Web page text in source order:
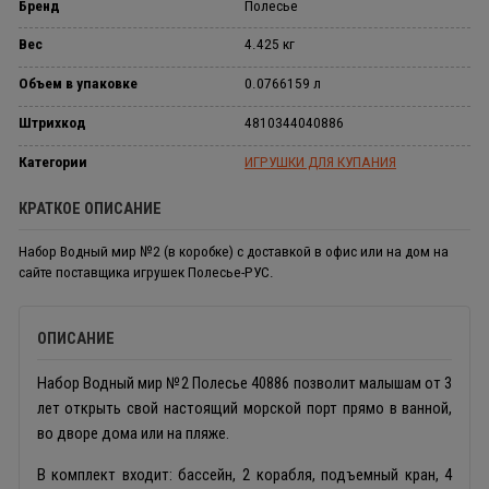
Бренд Полесье
Вес 4.425 кг
Объем в упаковке 0.0766159 л
Штрихкод 4810344040886
Категории ИГРУШКИ ДЛЯ КУПАНИЯ
КРАТКОЕ ОПИСАНИЕ
Набор Водный мир №2 (в коробке) с доставкой в офис или на дом на
сайте поставщика игрушек Полесье-РУС.
ОПИСАНИЕ
Набор Водный мир №2 Полесье 40886 позволит малышам от 3
лет открыть свой настоящий морской порт прямо в ванной,
во дворе дома или на пляже.
В комплект входит: бассейн, 2 корабля, подъемный кран, 4